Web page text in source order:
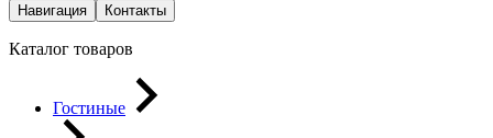
Навигация Контакты
Каталог товаров
Гостиные